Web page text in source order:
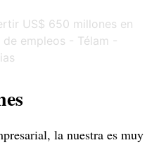
la nuestra es muy